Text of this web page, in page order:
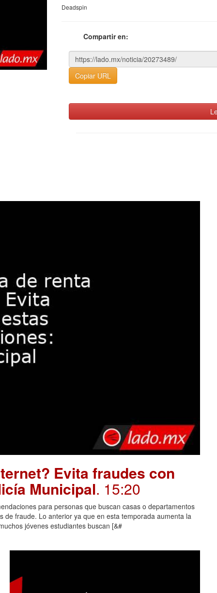
Deadspin
Compartir en:
Copiar URL
Evita fraudes con
Municipal. 15:20
para personas que buscan casas o departamentos
fraude. Lo anterior ya que en esta temporada aumenta la
jóvenes estudiantes buscan [&#